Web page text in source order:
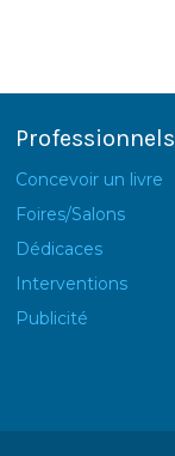
Professionnels
Concevoir un livre
Foires/Salons
Dédicaces
Interventions
Publicité